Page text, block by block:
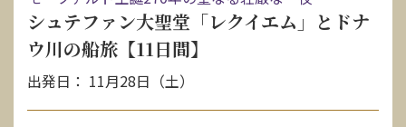
シュテファン大聖堂「レクイエム」とドナ
ウ川の船旅【11日間】
出発日： 11月28日（土）